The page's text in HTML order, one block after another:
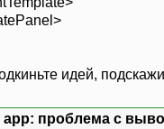
идей,
app: проблема с